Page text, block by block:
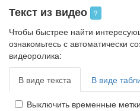
Текст из видео ?
Чтобы быстрее найти
ознакомьтесь с автоматически
видеоролика:
В виде текста В виде
Выключить временные метки